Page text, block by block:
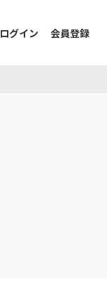
ログイン 会員登録